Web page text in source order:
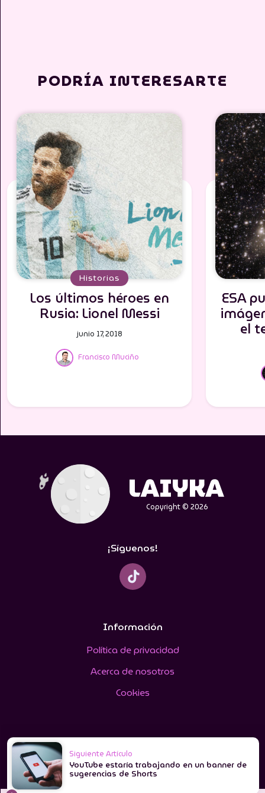
PODRÍA INTERESARTE
Historias
Los últimos héroes en
Rusia: Lionel Messi
Francisco Muciño
junio 17, 2018
ESA
el
Siguiente Artículo
YouTube estaría trabajando en un banner de
sugerencias de Shorts
Copyright © 2026
¡Síguenos!
Información
Política de privacidad
Acerca de nosotros
Cookies